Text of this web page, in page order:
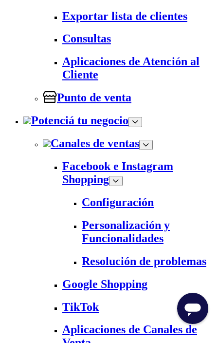
Exportar lista de clientes
Consultas
Aplicaciones de Atención al
Cliente
Punto de venta
Potenciá tu negocio
Canales de ventas
Facebook e Instagram
Shopping
Configuración
Personalización y
Funcionalidades
Resolución de problemas
Google Shopping
TikTok
Aplicaciones de Canales de